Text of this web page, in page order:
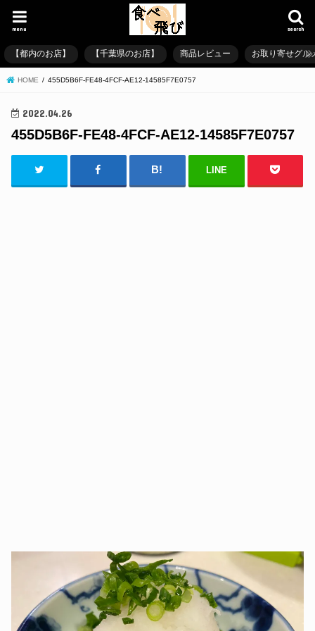
search
menu
【都内のお店】 【千葉県のお店】 商品レビュー お取り寄せグル
HOME 455D5B6F-FE48-4FCF-AE12-14585F7E0757
2022.04.26
455D5B6F-FE48-4FCF-AE12-14585F7E0757
LINE